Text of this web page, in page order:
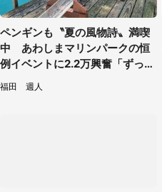
ペンギンも〝夏の風物詩〟満喫
中 あわしまマリンパークの恒
例イベントに2.2万興奮「ずっと
見てたい」
福田 週人